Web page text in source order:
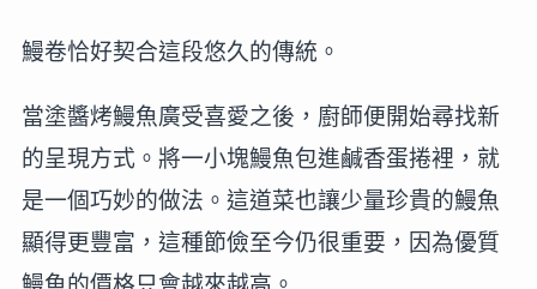
鰻卷恰好契合這段悠久的傳統。
當塗醬烤鰻魚廣受喜愛之後，廚師便開始尋找新
的呈現方式。將一小塊鰻魚包進鹹香蛋捲裡，就
是一個巧妙的做法。這道菜也讓少量珍貴的鰻魚
顯得更豐富，這種節儉至今仍很重要，因為優質